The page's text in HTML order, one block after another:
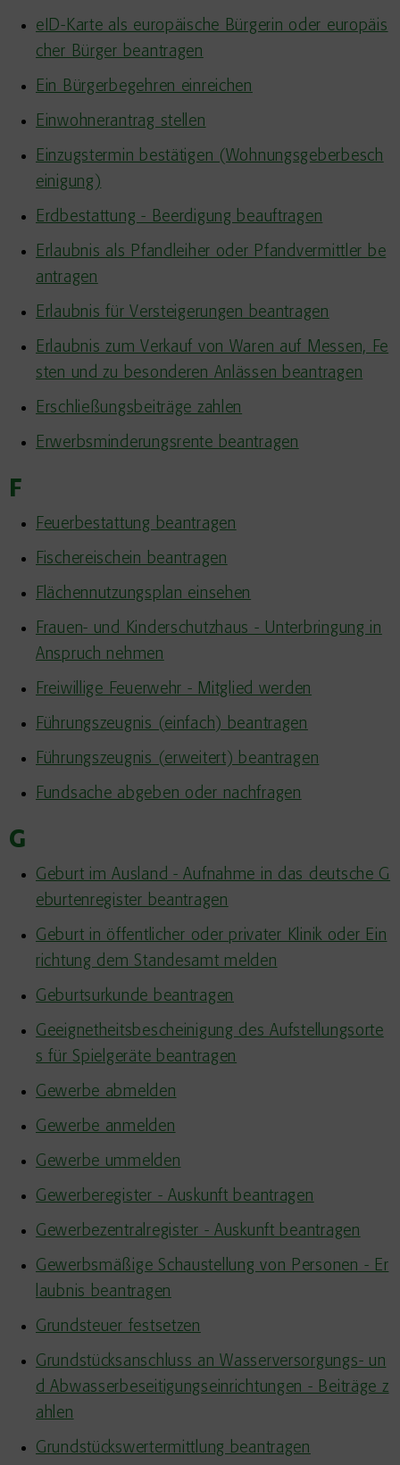
eID-Karte als europäische Bürgerin oder europäis
cher Bürger beantragen
Ein Bürgerbegehren einreichen
Einwohnerantrag stellen
Einzugstermin bestätigen (Wohnungsgeberbesch
einigung)
Erdbestattung - Beerdigung beauftragen
Erlaubnis als Pfandleiher oder Pfandvermittler be
antragen
Erlaubnis für Versteigerungen beantragen
Erlaubnis zum Verkauf von Waren auf Messen, Fe
sten und zu besonderen Anlässen beantragen
Erschließungsbeiträge zahlen
Erwerbsminderungsrente beantragen
F
Feuerbestattung beantragen
Fischereischein beantragen
Flächennutzungsplan einsehen
Frauen- und Kinderschutzhaus - Unterbringung in
Anspruch nehmen
Freiwillige Feuerwehr - Mitglied werden
Führungszeugnis (einfach) beantragen
Führungszeugnis (erweitert) beantragen
Fundsache abgeben oder nachfragen
G
Geburt im Ausland - Aufnahme in das deutsche G
eburtenregister beantragen
Geburt in öffentlicher oder privater Klinik oder Ein
richtung dem Standesamt melden
Geburtsurkunde beantragen
Geeignetheitsbescheinigung des Aufstellungsorte
s für Spielgeräte beantragen
Gewerbe abmelden
Gewerbe anmelden
Gewerbe ummelden
Gewerberegister - Auskunft beantragen
Gewerbezentralregister - Auskunft beantragen
Gewerbsmäßige Schaustellung von Personen - Er
laubnis beantragen
Grundsteuer festsetzen
Grundstücksanschluss an Wasserversorgungs- un
d Abwasserbeseitigungseinrichtungen - Beiträge z
ahlen
Grundstückswertermittlung beantragen